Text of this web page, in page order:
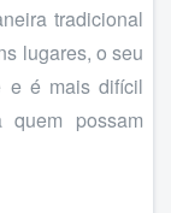
tradicional
lugares, o seu
e é mais difícil
quem possam